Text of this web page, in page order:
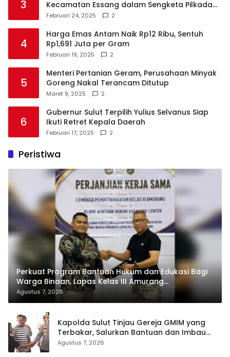
3
Kecamatan Essang dalam Sengketa Pilkada
Talaud
Februari 24, 2025 2
4
Harga Emas Antam Naik Rp12 Ribu, Sentuh
Rp1,691 Juta per Gram
Februari 19, 2025 2
5
Menteri Pertanian Geram, Perusahaan Minyak
Goreng Nakal Terancam Ditutup
Maret 9, 2025 2
6
Gubernur Sulut Terpilih Yulius Selvanus Siap
Ikuti Retret Kepala Daerah
Februari 17, 2025 2
Peristiwa
Perkuat Program Bantuan Hukum dan Edukasi Bagi
Warga Binaan, Lapas Kelas III Amurang
Tandatangani MoU Dengan LBH KASALANG CENTER
Agustus 7, 2026
Kapolda Sulut Tinjau Gereja GMIM yang
Terbakar, Salurkan Bantuan dan Imbau
Waspada Musim Kemarau
Agustus 7, 2026